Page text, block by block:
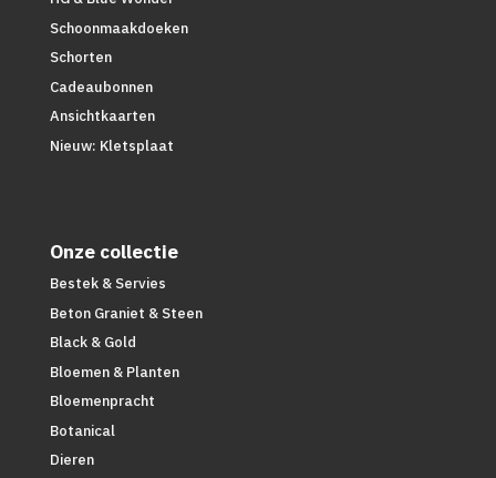
Schoonmaakdoeken
Schorten
Cadeaubonnen
Ansichtkaarten
Nieuw: Kletsplaat
Onze collectie
Bestek & Servies
Beton Graniet & Steen
Black & Gold
Bloemen & Planten
Bloemenpracht
Botanical
Dieren